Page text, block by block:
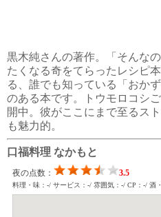
黒木純さんの著作。「そんな
たくなる奇をてらったレシピ
る、誰でも知っている「おか
のある本です。トウモロコシ
開中。彼がここにまで至るス
も魅力的。
口福料理 なかもと